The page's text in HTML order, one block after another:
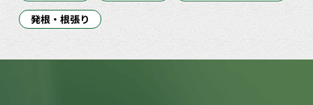
発根・根張り